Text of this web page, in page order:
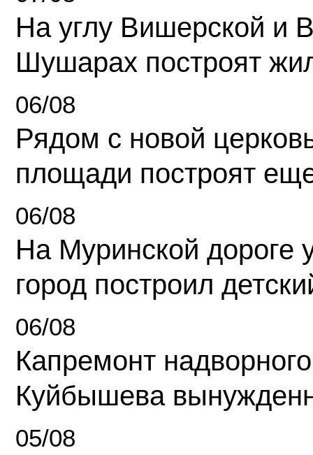
На углу Вишерской и
Шушарах построят
06/08
Рядом с новой
площади построят
06/08
На Муринской дороге
город построил
06/08
Капремонт
Куйбышева
05/08